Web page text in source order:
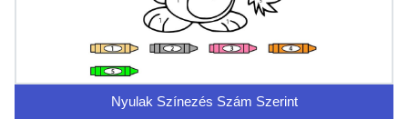
Nyulak Színezés Szám Szerint